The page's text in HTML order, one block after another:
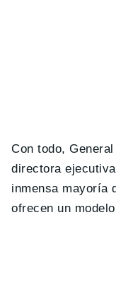
Con todo,
directora
inmensa mayoría
ofrecen un